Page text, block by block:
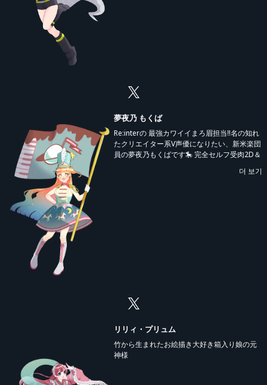
夢夜乃 もくば
Re:interの 最強カワイイまろ眉担当‼️名の知れ
たクリエイター系V声優になりたい、新米楽団
員の夢夜乃もくばです🎠 完全セルフ受肉2D＆
더 보기
リリィ・プリュム
竹から生まれたお絵描き大好き箱入り娘の元
神様